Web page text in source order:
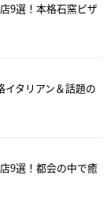
9選！本格石窯ピザ
タリアン＆話題の
9選！都会の中で癒